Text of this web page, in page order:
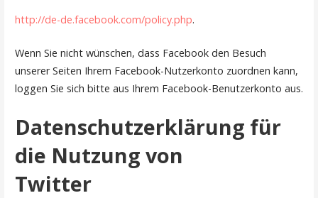
http://de-de.facebook.com/policy.php.
Wenn Sie nicht wünschen, dass Facebook den Besuch
unserer Seiten Ihrem Facebook-Nutzerkonto zuordnen kann,
loggen Sie sich bitte aus Ihrem Facebook-Benutzerkonto aus.
Datenschutzerklärung für
die Nutzung von
Twitter